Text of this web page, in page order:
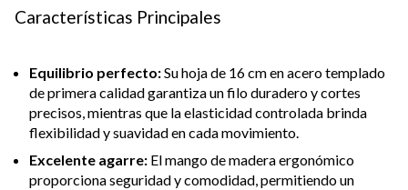
Características Principales
Equilibrio perfecto:Su hoja de 16 cm en acero templado
de primera calidad garantiza un filo duradero y cortes
precisos, mientras que la elasticidad controlada brinda
flexibilidad y suavidad en cada movimiento.
Excelente agarre: El mango de madera ergonómico
proporciona seguridad y comodidad, permitiendo un